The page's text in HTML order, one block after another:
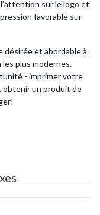
sur le logo et
favorable sur
désirée et abordable à
plus modernes.
- imprimer votre
obtenir un produit de